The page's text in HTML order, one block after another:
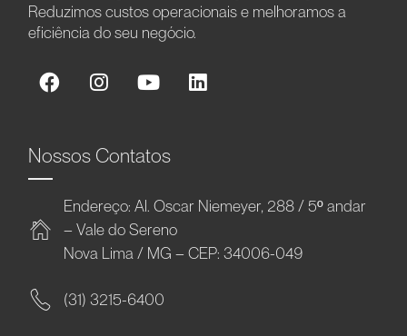
Reduzimos custos operacionais e melhoramos a
eficiência do seu negócio.
Nossos Contatos
Endereço: Al. Oscar Niemeyer, 288 / 5º andar
– Vale do Sereno
Nova Lima / MG – CEP: 34006-049
(31) 3215-6400